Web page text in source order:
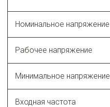
Номинальное напряжение
Рабочее напряжение
Минимальное напряжение
Входная частота